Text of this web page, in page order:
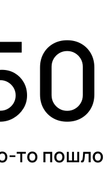
статьи
то пошло